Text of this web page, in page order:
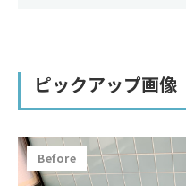
ピックアップ画像
Before